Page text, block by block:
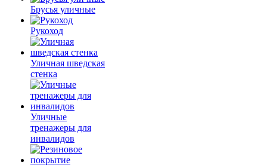
Брусья уличные
Рукоход
Уличная шведская
стенка
Уличные
тренажеры для
инвалидов